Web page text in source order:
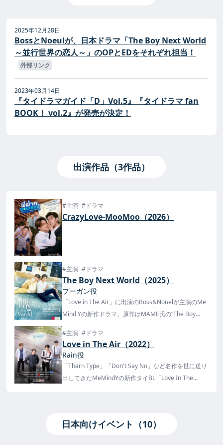
2025年12月28日
BossとNoeulが、日本ドラマ「The Boy Next World
～並行世界の恋人～」のOPとEDをそれぞれ担当！
外部リンク
2023年03月14日
『タイドラマガイド「D」Vol.5』『タイドラマ fan
BOOK！ vol.2』が発売が決定！
出演作品（3作品）
#主演 #ドラマ
CrazyLove-MooMoo（2026）
#主演 #ドラマ
The Boy Next World（2025）
プーガン役
「Love in The Air」に出演のBoss&Nouelが主演のMe
Mind Yの新作ドラマ。原作はMAME氏の“The Boy
#主演 #ドラマ
Love in The Air（2022）
Rain役
「Tharn Type」「Don't Say No」など名作を世に送り
出してきたMeMindYの新作タイBL「Love In The
る。
日本向けイベント（10）